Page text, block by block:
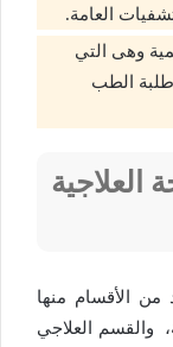
العامة.
وهى التي
طلبة الطب
الأقسام منها
والقسم العلاجي